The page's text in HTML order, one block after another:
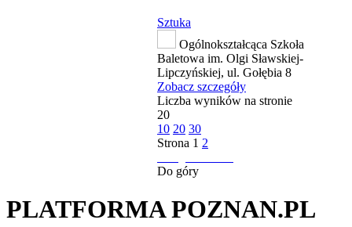
Sztuka
Ogólnokształcąca Szkoła
Baletowa im. Olgi Sławskiej-
Lipczyńskiej, ul. Gołębia 8
Zobacz szczegóły
Liczba wyników na stronie
20
10 20 30
Strona 1 2
Do góry
PLATFORMA POZNAN.PL